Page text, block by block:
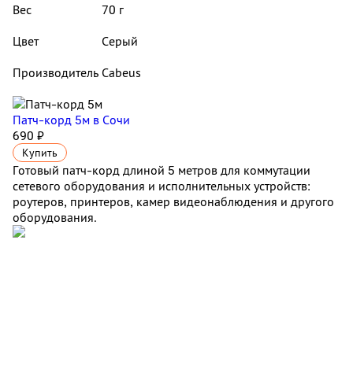
Вес
70 г
Цвет
Серый
Производитель Cabeus
Патч-корд 5м в Сочи
690 ₽
Купить
Готовый патч-корд длиной 5 метров для коммутации
сетевого оборудования и исполнительных устройств:
роутеров, принтеров, камер видеонаблюдения и другого
оборудования.